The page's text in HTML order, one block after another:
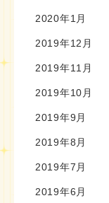
2020年1月
2019年12月
2019年11月
2019年10月
2019年9月
2019年8月
2019年7月
2019年6月